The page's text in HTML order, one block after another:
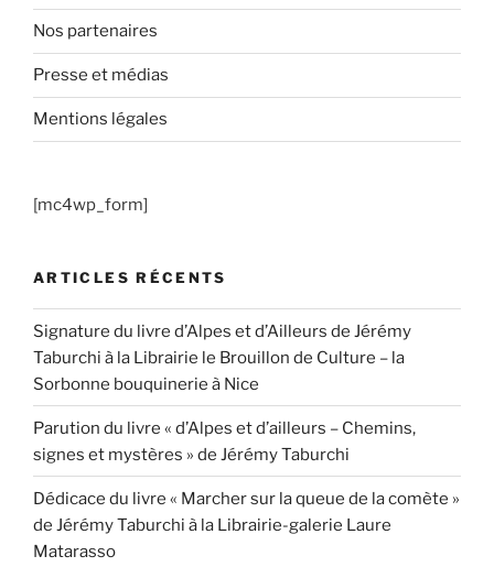
Nos partenaires
Presse et médias
Mentions légales
[mc4wp_form]
ARTICLES RÉCENTS
Signature du livre d’Alpes et d’Ailleurs de Jérémy
Taburchi à la Librairie le Brouillon de Culture – la
Sorbonne bouquinerie à Nice
Parution du livre « d’Alpes et d’ailleurs – Chemins,
signes et mystères » de Jérémy Taburchi
Dédicace du livre « Marcher sur la queue de la comète »
de Jérémy Taburchi à la Librairie-galerie Laure
Matarasso